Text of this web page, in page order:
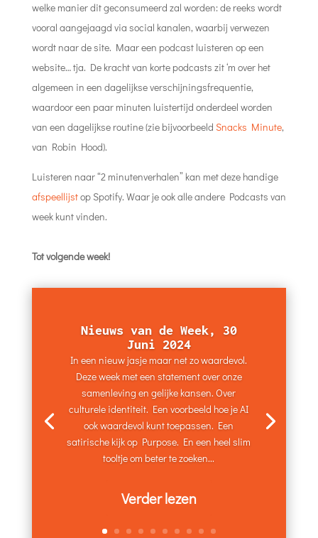
welke manier dit geconsumeerd zal worden: de reeks wordt
vooral aangejaagd via social kanalen, waarbij verwezen
wordt naar de site. Maar een podcast luisteren op een
website… tja. De kracht van korte podcasts zit ‘m over het
algemeen in een dagelijkse verschijningsfrequentie,
waardoor een paar minuten luistertijd onderdeel worden
van een dagelijkse routine (zie bijvoorbeeld Snacks Minute,
van Robin Hood).
Luisteren naar “2 minutenverhalen” kan met deze handige
afspeellijstop Spotify. Waar je ook alle andere Podcasts van
week kunt vinden.
Tot volgende week!
Nieuws van de Week, 30
Juni 2024
In een nieuw jasje maar net zo waardevol.
Deze week met een statement over onze
samenleving en gelijke kansen. Over
culturele identiteit. Een voorbeeld hoe je AI
ook waardevol kunt toepassen. Een
satirische kijk op Purpose. En een heel slim
tooltje om beter te zoeken...
Verder lezen